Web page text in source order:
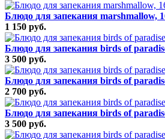
Блюдо для запекания marshmallow,
1 150 руб.
Блюдо для запекания birds of
3 500 руб.
Блюдо для запекания birds of
2 700 руб.
Блюдо для запекания birds of
3 500 руб.